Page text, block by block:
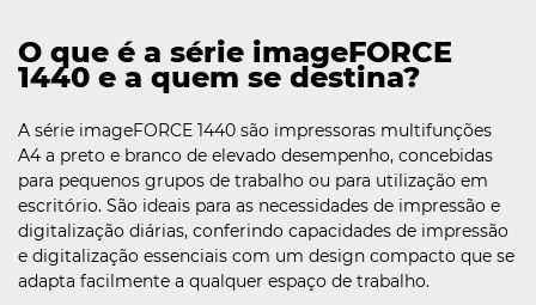
O que é a série imageFORCE
1440 e a quem se destina?
A série imageFORCE 1440 são impressoras multifunções
A4 a preto e branco de elevado desempenho, concebidas
para pequenos grupos de trabalho ou para utilização em
escritório. São ideais para as necessidades de impressão e
digitalização diárias, conferindo capacidades de impressão
e digitalização essenciais com um design compacto que se
adapta facilmente a qualquer espaço de trabalho.